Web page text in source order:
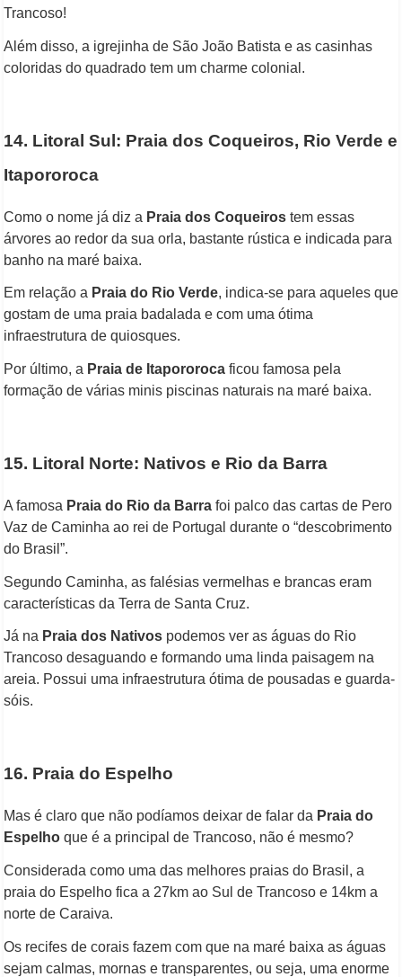
Trancoso!
Além disso, a igrejinha de São João Batista e as casinhas
coloridas do quadrado tem um charme colonial.
14. Litoral Sul: Praia dos Coqueiros, Rio Verde e
Itapororoca
Como o nome já diz a Praia dos Coqueiros tem essas
árvores ao redor da sua orla, bastante rústica e indicada para
banho na maré baixa.
Em relação a Praia do Rio Verde, indica-se para aqueles que
gostam de uma praia badalada e com uma ótima
infraestrutura de quiosques.
Por último, a Praia de Itapororoca ficou famosa pela
formação de várias minis piscinas naturais na maré baixa.
15. Litoral Norte: Nativos e Rio da Barra
A famosa Praia do Rio da Barra foi palco das cartas de Pero
Vaz de Caminha ao rei de Portugal durante o “descobrimento
do Brasil”.
Segundo Caminha, as falésias vermelhas e brancas eram
características da Terra de Santa Cruz.
Já na Praia dos Nativos podemos ver as águas do Rio
Trancoso desaguando e formando uma linda paisagem na
areia. Possui uma infraestrutura ótima de pousadas e guarda-
sóis.
16. Praia do Espelho
Mas é claro que não podíamos deixar de falar da Praia do
Espelho que é a principal de Trancoso, não é mesmo?
Considerada como uma das melhores praias do Brasil, a
praia do Espelho fica a 27km ao Sul de Trancoso e 14km a
norte de Caraiva.
Os recifes de corais fazem com que na maré baixa as águas
sejam calmas, mornas e transparentes, ou seja, uma enorme